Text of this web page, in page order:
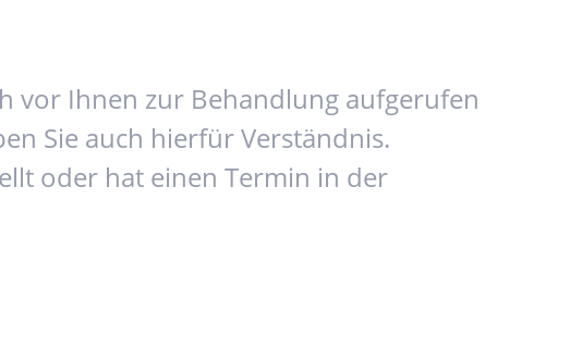
vor Ihnen zur Behandlung aufgerufen
Sie auch hierfür Verständnis.
oder hat einen Termin in der